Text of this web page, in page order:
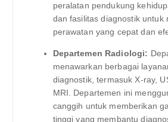
peralatan pendukung
dan fasilitas diagnostik untuk
perawatan yang cepat dan
Departemen Radiologi:
menawarkan berbagai
diagnostik, termasuk X-ray,
MRI. Departemen ini
canggih untuk memberikan
tinggi yang membantu